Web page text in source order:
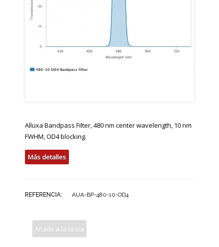
Alluxa Bandpass Filter, 480 nm center wavelength, 10 nm
FWHM, OD4 blocking.
Más detalles
REFERENCIA: AUA-BP-480-10-OD4
Añadir a la cesta